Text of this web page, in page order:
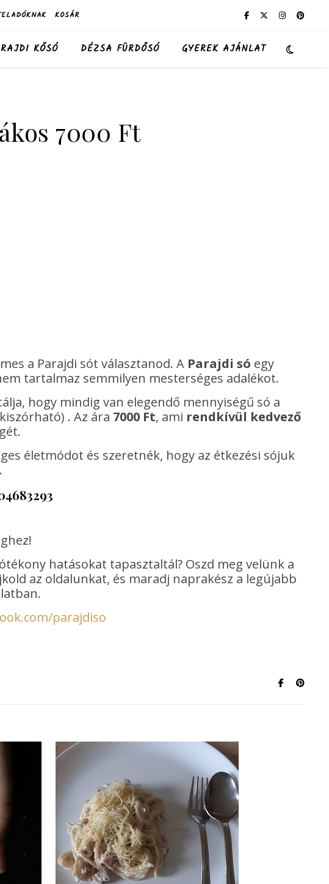
KOSÁR
KŐSÓ DÉZSA FÜRDŐSÓ GYEREK AJÁNLAT
7000 Ft
a Parajdi sót választanod. A Parajdi só egy
tartalmaz semmilyen mesterséges adalékot.
hogy mindig van elegendő mennyiségű só a
. Az ára 7000 Ft, ami rendkívül kedvező
életmódot és szeretnék, hogy az étkezési sójuk
hatásokat tapasztaltál? Oszd meg velünk a
az oldalunkat, és maradj naprakész a legújabb
parajdiso